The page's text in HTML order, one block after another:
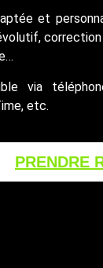
et
correction
via
etc.
PRENDRE